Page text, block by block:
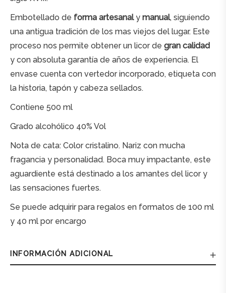
Embotellado de forma artesanaly manual, siguiendo
una antigua tradición de los mas viejos del lugar. Este
proceso nos permite obtener un licor de gran calidad
y con absoluta garantía de años de experiencia. El
envase cuenta con vertedor incorporado, etiqueta con
la historia, tapón y cabeza sellados.
Contiene 500 ml
Grado alcohólico 40% Vol
Nota de cata: Color cristalino. Nariz con mucha
fragancia y personalidad. Boca muy impactante, este
aguardiente está destinado a los amantes del licor y
las sensaciones fuertes.
Se puede adquirir para regalos en formatos de 100 ml
y 40 ml por encargo
INFORMACIÓN ADICIONAL